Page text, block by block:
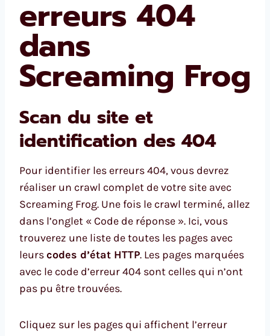
erreurs 404
dans
Screaming Frog
Scan du site et
identification des 404
Pour identifier les erreurs 404, vous devrez
réaliser un crawl complet de votre site avec
Screaming Frog. Une fois le crawl terminé, allez
dans l’onglet « Code de réponse ». Ici, vous
trouverez une liste de toutes les pages avec
leurscodes d’état HTTP. Les pages marquées
avec le code d’erreur 404 sont celles qui n’ont
pas pu être trouvées.
Cliquez sur les pages qui affichent l’erreur